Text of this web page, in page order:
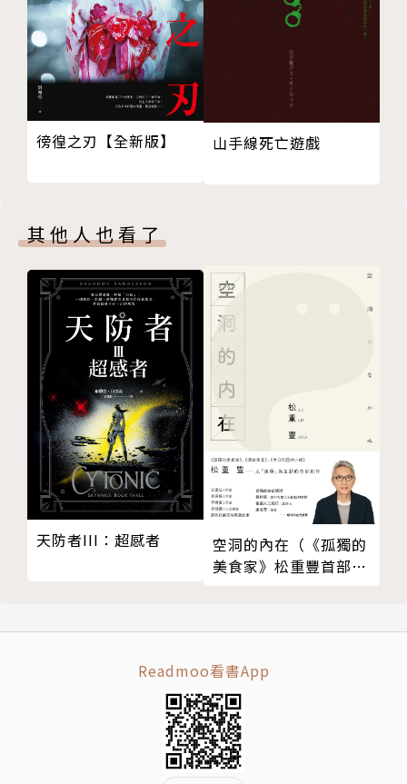
空、豬八戒和沙悟淨等師徒四人前往西天取經的故事。
書中「大鬧天宮」、「三打白骨精」、「孫悟空三借芭
蕉扇」等故事情節家喻戶曉，更被廣泛改編成各種地方
戲曲、電影、電視劇、動畫片、漫畫等版本，影響無遠
弗屆。
1960年出生於台灣省台北縣。
1980年開始在媒體發表漫畫作品。
曾榮獲多項漫畫大獎，包括金鼎獎、國立編譯館優良漫
畫等獎項。
台灣出版作品有：嘻遊記系列、魔王迷宮系列、孫老爹
講古系列、齊齊漫畫教室、頑皮家族、七十二變系列、
齊齊、記憶超人、寓言廣場、格林童話漫畫繪本、安徒
生童話漫畫繪本…等。
作者：魯冰
徬徨之刃【全新版】 山手線死亡遊戲
其他人也看了
天防者III：超感者
空洞的內在（《孤獨的
美食家》松重豐首部創
Readmoo看書App